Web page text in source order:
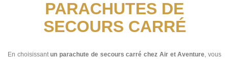
PARACHUTES DE
SECOURS CARRÉ
En choisissantun parachute de secours carré chez Air et Aventure, vous